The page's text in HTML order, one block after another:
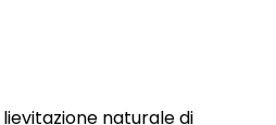
naturale di